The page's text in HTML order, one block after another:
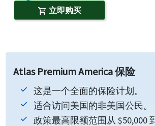
shopping_cart 立即购买
Atlas Premium America 保险
这是一个全面的保险计划。
适合访问美国的非美国公民。
政策最高限额范围从 $50,000